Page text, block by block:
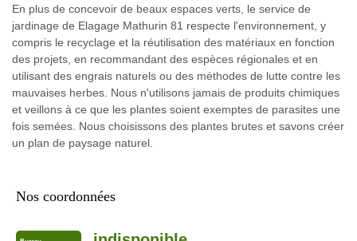
En plus de concevoir de beaux espaces verts, le service de
jardinage de Elagage Mathurin 81 respecte l'environnement, y
compris le recyclage et la réutilisation des matériaux en fonction
des projets, en recommandant des espèces régionales et en
utilisant des engrais naturels ou des méthodes de lutte contre les
mauvaises herbes. Nous n'utilisons jamais de produits chimiques
et veillons à ce que les plantes soient exemptes de parasites une
fois semées. Nous choisissons des plantes brutes et savons créer
un plan de paysage naturel.
Nos coordonnées